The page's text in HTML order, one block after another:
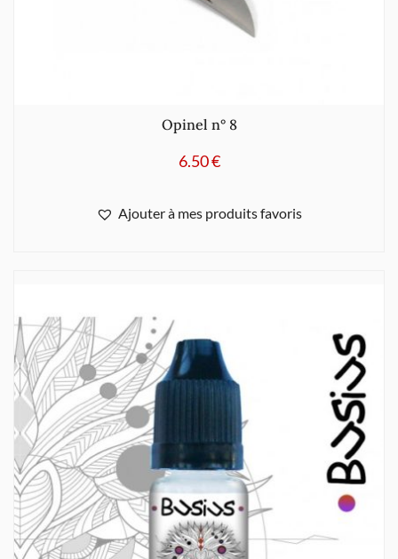
Opinel n° 8
6.50€
Ajouter à mes produits favoris